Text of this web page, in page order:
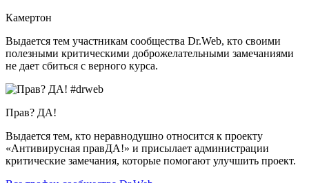
Камертон
Выдается тем участникам сообщества Dr.Web, кто своими
полезными критическими доброжелательными замечаниями
не дает сбиться с верного курса.
Прав? ДА!
Выдается тем, кто неравнодушно относится к проекту
«Антивирусная правДА!» и присылает администрации
критические замечания, которые помогают улучшить проект.